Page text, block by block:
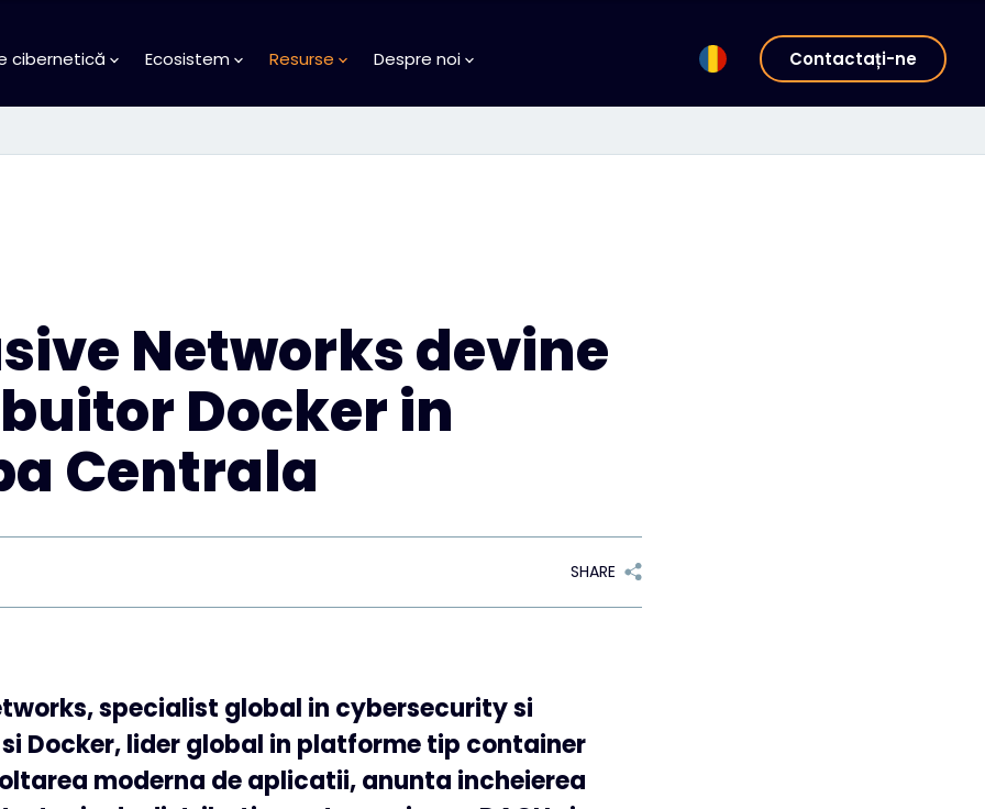
cibernetică Ecosistem Resurse Despre noi Contactați-ne
Networks devine
Docker in
Centrala
SHARE
specialist global in cybersecurity si
Docker, lider global in platforme tip container
moderna de aplicatii, anunta incheierea